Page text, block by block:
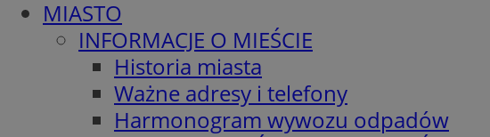
MIASTO
INFORMACJE O MIEŚCIE
Historia miasta
Ważne adresy i telefony
Harmonogram wywozu odpadów